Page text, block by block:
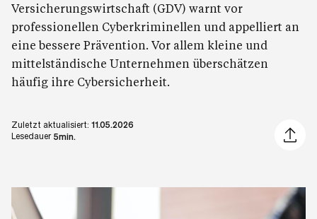
Versicherungswirtschaft (GDV) warnt vor
professionellen Cyberkriminellen und appelliert an
eine bessere Prävention. Vor allem kleine und
mittelständische Unternehmen überschätzen
häufig ihre Cybersicherheit.
Zuletzt aktualisiert: 11.05.2026
Lesedauer 5min.
Artikel